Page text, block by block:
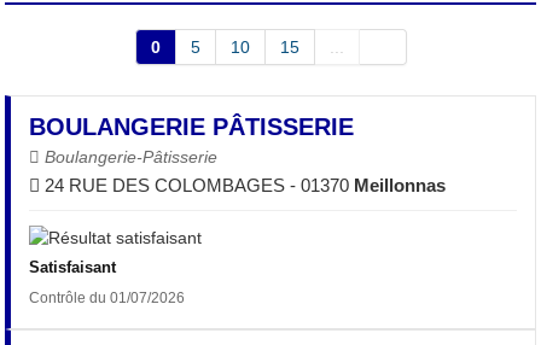
0 5 10 15 ...
BOULANGERIE PÂTISSERIE
Boulangerie-Pâtisserie
24 RUE DES COLOMBAGES - 01370 Meillonnas
Satisfaisant
Contrôle du 01/07/2026